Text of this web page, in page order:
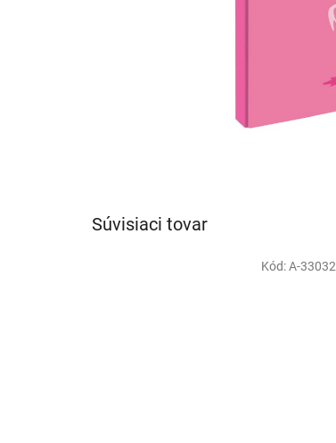
Súvisiaci tovar
Kód:A-33032